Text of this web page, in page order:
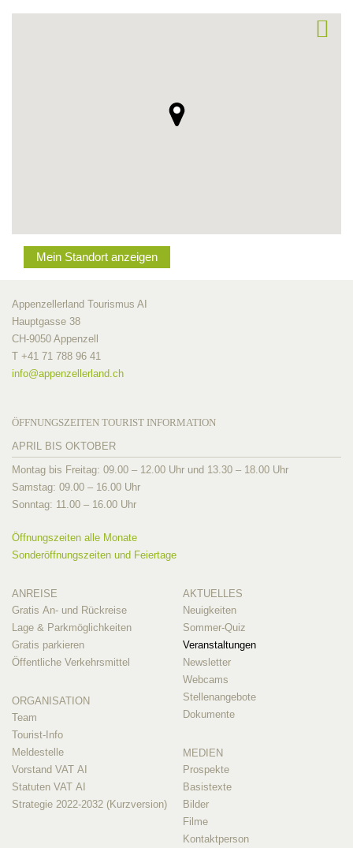
Mein Standort anzeigen
Appenzellerland Tourismus AI
Hauptgasse 38
CH-9050 Appenzell
T +41 71 788 96 41
info@appenzellerland.ch
ÖFFNUNGSZEITEN TOURIST INFORMATION
APRIL BIS OKTOBER
Montag bis Freitag: 09.00 – 12.00 Uhr und 13.30 – 18.00 Uhr
Samstag: 09.00 – 16.00 Uhr
Sonntag: 11.00 – 16.00 Uhr
Öffnungszeiten alle Monate
Sonderöffnungszeiten und Feiertage
ANREISE
Gratis An- und Rückreise
Lage & Parkmöglichkeiten
Gratis parkieren
Öffentliche Verkehrsmittel
ORGANISATION
Team
Tourist-Info
Meldestelle
Vorstand VAT AI
Statuten VAT AI
Strategie 2022-2032 (Kurzversion)
AKTUELLES
Neuigkeiten
Sommer-Quiz
Veranstaltungen
Newsletter
Webcams
Stellenangebote
Dokumente
MEDIEN
Prospekte
Basistexte
Bilder
Filme
Kontaktperson